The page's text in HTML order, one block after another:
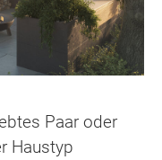
Paar oder
Haustyp